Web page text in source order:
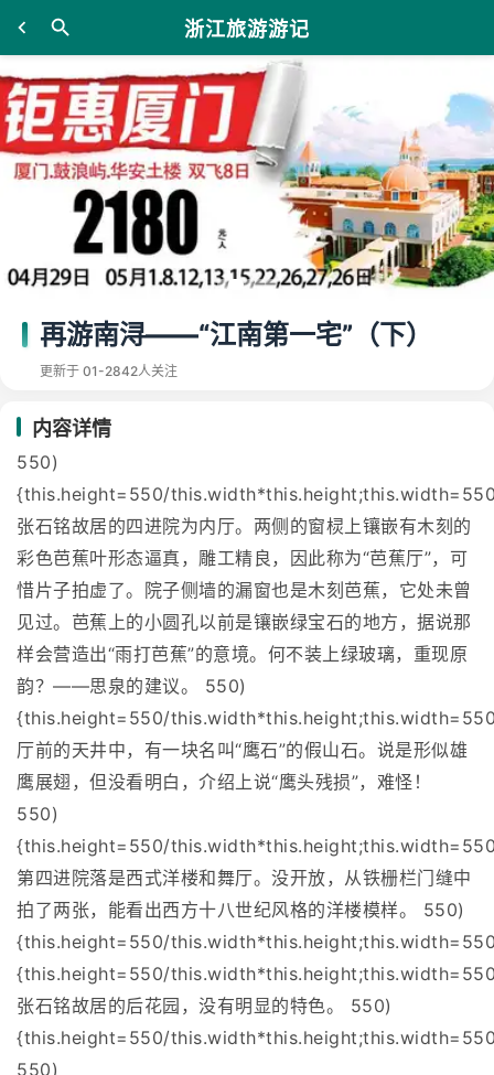
浙江旅游游记
再游南浔——“江南第一宅”（下）
更新于 01-2842人关注
内容详情
550)
{this.height=550/
张石铭故居的四进院为内厅。两侧的窗棂上镶嵌有木刻的
彩色芭蕉叶形态逼真，雕工精良，因此称为“芭蕉厅”，可
惜片子拍虚了。院子侧墙的漏窗也是木刻芭蕉，它处未曾
见过。芭蕉上的小圆孔以前是镶嵌绿宝石的地方，据说那
样会营造出“雨打芭蕉”的意境。何不装上绿玻璃，重现原
韵？——思泉的建议。 550)
{this.height=550/
厅前的天井中，有一块名叫“鹰石”的假山石。说是形似雄
鹰展翅，但没看明白，介绍上说“鹰头残损”，难怪！
550)
{this.height=550/
第四进院落是西式洋楼和舞厅。没开放，从铁栅栏门缝中
拍了两张，能看出西方十八世纪风格的洋楼模样。 550)
{this.height=550/
{this.height=550/
张石铭故居的后花园，没有明显的特色。 550)
{this.height=550/
550)